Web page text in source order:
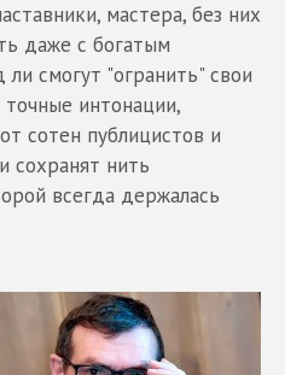
мастера, без них
даже с богатым
смогут "огранить" свои
интонации,
сотен публицистов и
сохранят нить
всегда держалась